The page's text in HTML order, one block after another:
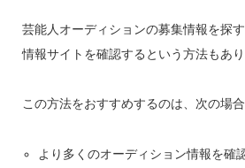
芸能人オーディションの募集情報を探
情報サイトを確認するという方法もあり
この方法をおすすめするのは、次の場合
より多くのオーディション情報を確